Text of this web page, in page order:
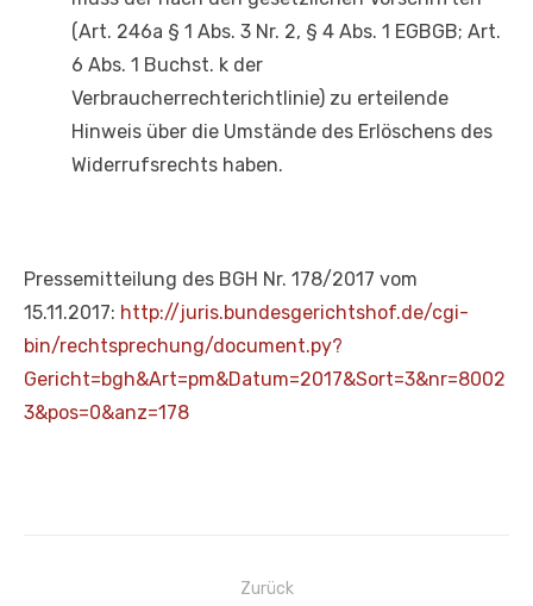
(Art. 246a § 1 Abs. 3 Nr. 2, § 4 Abs. 1 EGBGB; Art.
6 Abs. 1 Buchst. k der
Verbraucherrechterichtlinie) zu erteilende
Hinweis über die Umstände des Erlöschens des
Widerrufsrechts haben.
Pressemitteilung des BGH Nr. 178/2017 vom
15.11.2017: http://juris.bundesgerichtshof.de/cgi-
bin/rechtsprechung/document.py?
Gericht=bgh&Art=pm&Datum=2017&Sort=3&nr=8002
3&pos=0&anz=178
Beitragsnavigation
Zurück